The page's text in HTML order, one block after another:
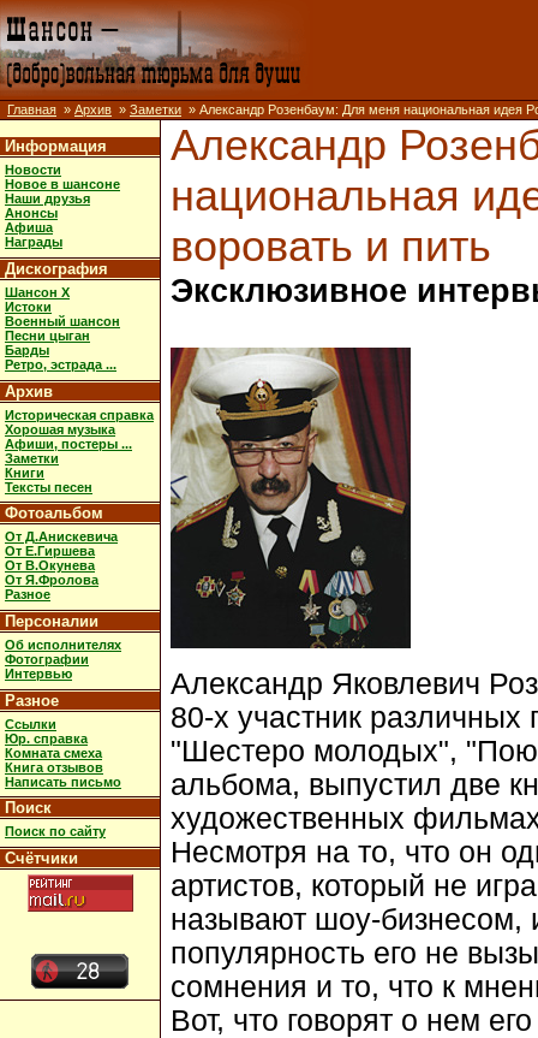
Главная » Архив » Заметки » Александр Розенбаум: Для меня национальная идея
Информация
Новости
Новое в шансоне
Наши друзья
Анонсы
Афиша
Награды
Дискография
Шансон X
Истоки
Военный шансон
Песни цыган
Барды
Ретро, эстрада ...
Архив
Историческая справка
Хорошая музыка
Афиши, постеры ...
Заметки
Книги
Тексты песен
Фотоальбом
От Д.Анискевича
От Е.Гиршева
От В.Окунева
От Я.Фролова
Разное
Персоналии
Об исполнителях
Фотографии
Интервью
Разное
Ссылки
Юр. справка
Комната смеха
Книга отзывов
Написать письмо
Поиск
Поиск по сайту
Счётчики
Александр
национальная
воровать и пить
Эксклюзивное
Александр Яковлевич
80-х участник различных
"Шестеро молодых",
альбома, выпустил две
художественных
Несмотря на то, что он
артистов, который не
называют шоу-бизнесом,
популярность его не
сомнения и то, что к
Вот, что говорят о нем